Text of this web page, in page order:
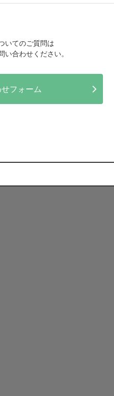
いてのご質問は
合わせください。
フォーム